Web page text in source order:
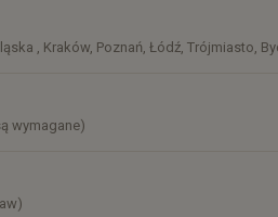
, Kraków, Poznań, Łódź, Trójmiasto,
wymagane)